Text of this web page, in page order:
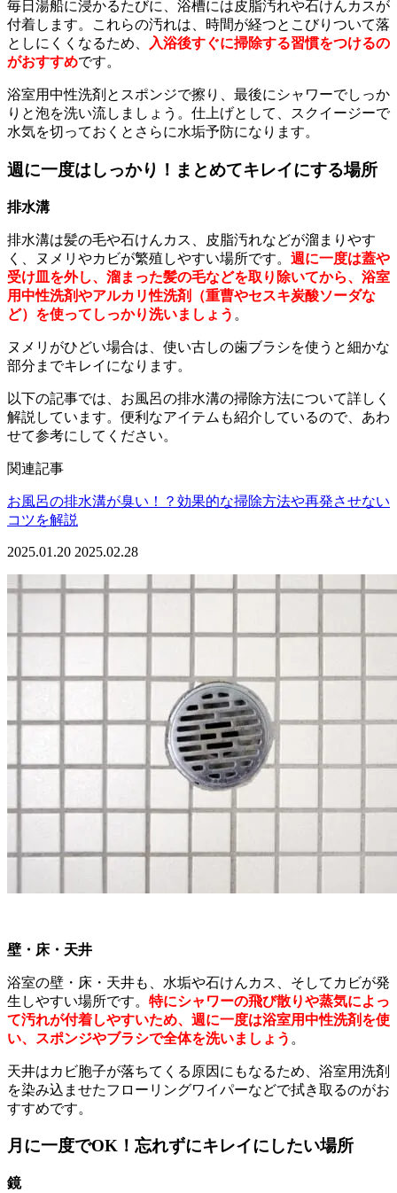
毎日湯船に浸かるたびに、浴槽には皮脂汚れや石けんカスが
付着します。これらの汚れは、時間が経つとこびりついて落
としにくくなるため、
入浴後すぐに掃除する習慣をつけるの
がおすすめです。
浴室用中性洗剤とスポンジで擦り、最後にシャワーでしっか
りと泡を洗い流しましょう。仕上げとして、スクイージーで
水気を切っておくとさらに水垢予防になります。
週に一度はしっかり！まとめてキレイにする場所
排水溝
排水溝は髪の毛や石けんカス、皮脂汚れなどが溜まりやす
く、ヌメリやカビが繁殖しやすい場所です。 週に一度は蓋や
受け皿を外し、溜まった髪の毛などを取り除いてから、浴室
用中性洗剤やアルカリ性洗剤（重曹やセスキ炭酸ソーダな
ど）を使ってしっかり洗いましょう 。
ヌメリがひどい場合は、使い古しの歯ブラシを使うと細かな
部分までキレイになります。
以下の記事では、お風呂の排水溝の掃除方法について詳しく
解説しています。便利なアイテムも紹介しているので、あわ
せて参考にしてください。
関連記事
お風呂の排水溝が臭い！？効果的な掃除方法や再発させない
コツを解説
2025.01.20 2025.02.28
壁・床・天井
浴室の壁・床・天井も、水垢や石けんカス、そしてカビが発
生しやすい場所です。 特にシャワーの飛び散りや蒸気によっ
て汚れが付着しやすいため、週に一度は浴室用中性洗剤を使
い、スポンジやブラシで全体を洗いましょう 。
天井はカビ胞子が落ちてくる原因にもなるため、浴室用洗剤
を染み込ませたフローリングワイパーなどで拭き取るのがお
すすめです。
月に一度でOK！忘れずにキレイにしたい場所
鏡